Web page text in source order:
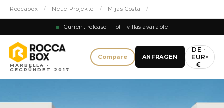
Roccabox / Neue Projekte / Mijas Costa /
Current release · 1 of 1 villas available
MARBELLA ·
GEGRÜNDET 2017
Compare ANFRAGEN
DE ·
EUR
€
▾